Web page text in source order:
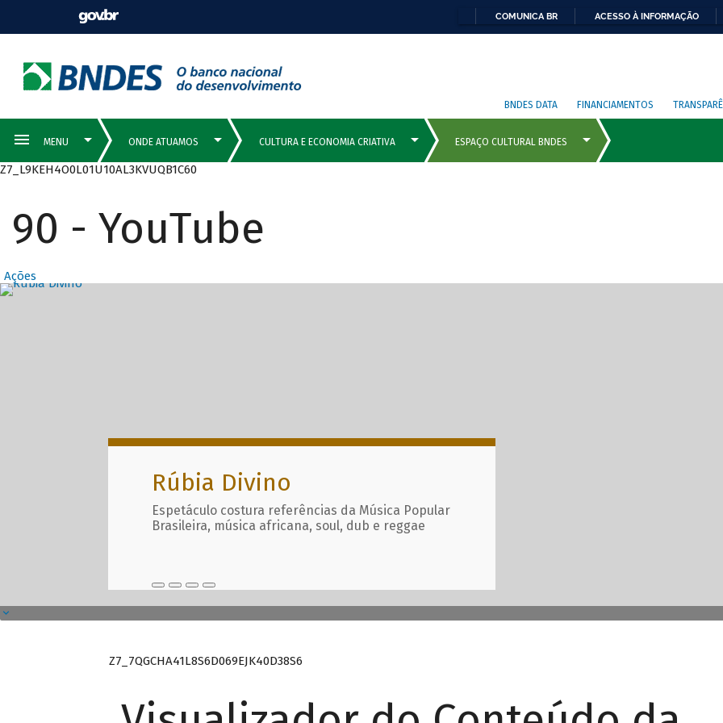
COMUNICA BR ACESSO À INFORMAÇÃO
BNDES DATA FINANCIAMENTOS
Z7_L9KEH4O0L01U10AL3KVUQB1C60
90 - YouTube
Ações
Destaques Principais com
Rúbia Divino
Espetáculo costura referências da Música Popular
Brasileira, música africana, soul, dub e reggae
Z7_7QGCHA41L8S6D069EJK40D38S6